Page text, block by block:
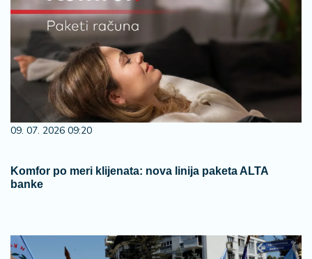
09. 07. 2026 09:20
Komfor po meri klijenata: nova linija paketa ALTA
banke